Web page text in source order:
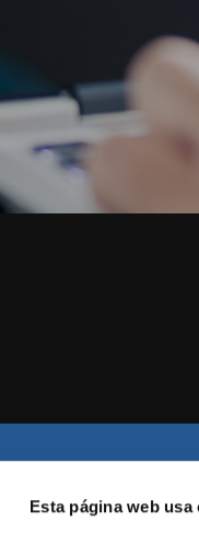
Esta página web usa
s/n
CÓMO